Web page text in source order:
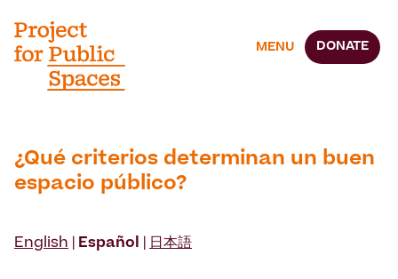
MENU DONATE
¿Qué criterios determinan un buen
espacio público?
English Español 日本語